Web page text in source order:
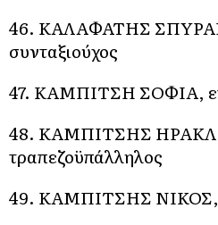
46. ΚΑΛΑΦΑΤΗΣ
συνταξιούχος
47. ΚΑΜΠΙΤΣΗ ΣΟΦΙΑ,
48. ΚΑΜΠΙΤΣΗΣ
τραπεζοϋπάλληλος
49. ΚΑΜΠΙΤΣΗΣ ΝΙΚΟΣ,